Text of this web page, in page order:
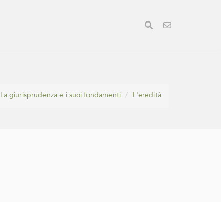
La giurisprudenza e i suoi fondamenti L'eredità